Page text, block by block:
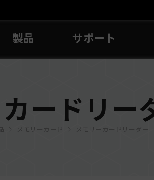
製品 サポート
ードリー
メモリーカード メモリーカードリーダー